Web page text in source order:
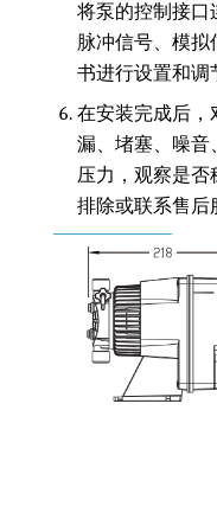
将泵的控制接口
脉冲信号、模拟
书进行设置和调
在安装完成后，
漏、堵塞、噪音
压力，观察是
排除或联系售后